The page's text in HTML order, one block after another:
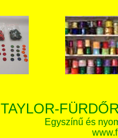
TAYLOR-
Egyszínű és